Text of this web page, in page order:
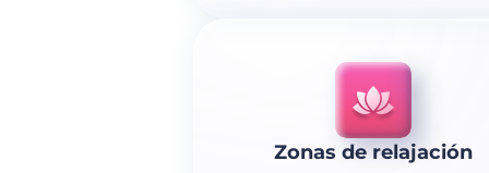
Zonas de relajación